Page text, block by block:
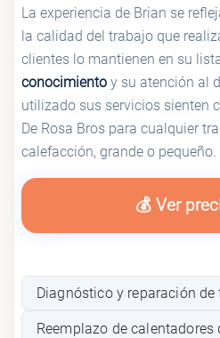
La experiencia de Brian se
la calidad del trabajo que
clientes lo mantienen en su
conocimiento y su atención al
utilizado sus servicios sienten
De Rosa Bros para cualquier
calefacción, grande o pequeño.
💰 Ver
Diagnóstico y reparación de
Reemplazo de calentadores